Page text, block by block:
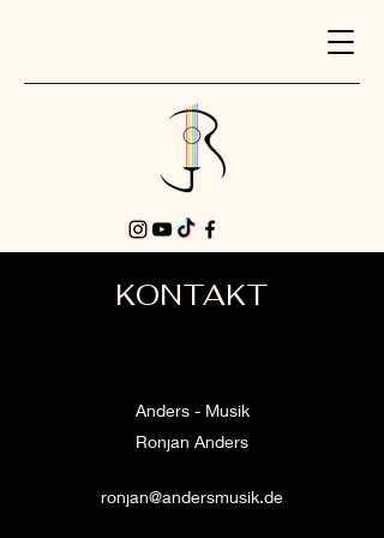
KONTAKT
Anders - Musik
Ronjan Anders
ronjan@andersmusik.de